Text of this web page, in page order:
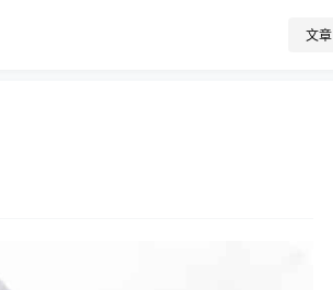
文章